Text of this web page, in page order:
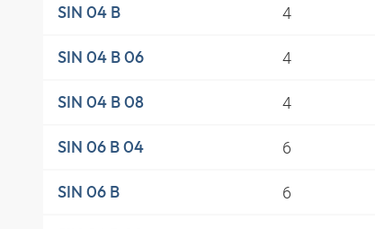
SIN 04 B 4
SIN 04 B 06 4
SIN 04 B 08 4
SIN 06 B 04 6
SIN 06 B 6